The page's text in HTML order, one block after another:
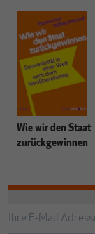
Wie wir den Staat
zurückgewinnen